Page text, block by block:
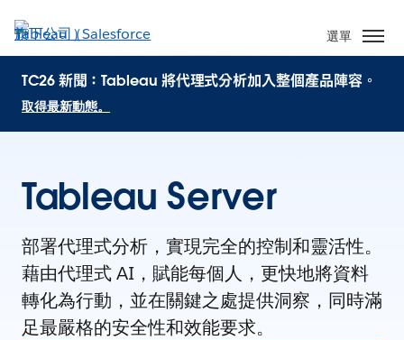
選單
TC26 新聞：Tableau 將代理式分析加入整個產品陣容。
取得最新動態。
Tableau Server
部署代理式分析，實現完全的控制和靈活性。
藉由代理式 AI，賦能每個人，更快地將資料
轉化為行動，並在關鍵之處提供洞察，同時滿
足最嚴格的安全性和效能要求。